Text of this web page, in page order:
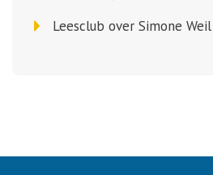
Leesclub over Simone Weil